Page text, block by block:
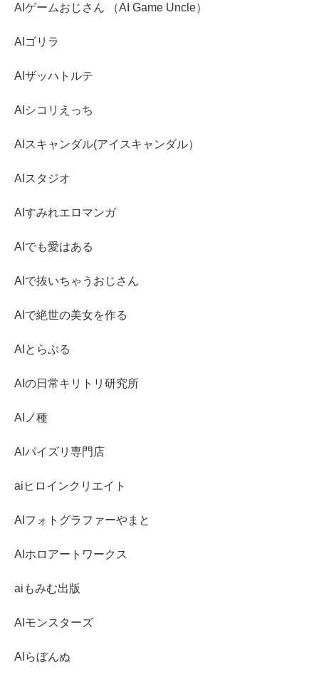
AIゲームおじさん （AI Game Uncle）
AIゴリラ
AIザッハトルテ
AIシコリえっち
AIスキャンダル(アイスキャンダル）
AIスタジオ
AIすみれエロマンガ
AIでも愛はある
AIで抜いちゃうおじさん
AIで絶世の美女を作る
AIとらぶる
AIの日常キリトリ研究所
AIノ種
AIパイズリ専門店
aiヒロインクリエイト
AIフォトグラファーやまと
AIホロアートワークス
aiもみむ出版
AIモンスターズ
AIらぼんぬ